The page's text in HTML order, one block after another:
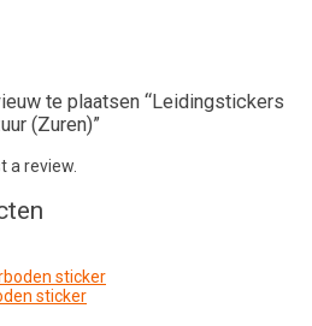
te plaatsen “Leidingstickers
(Zuren)”
a review.
sticker